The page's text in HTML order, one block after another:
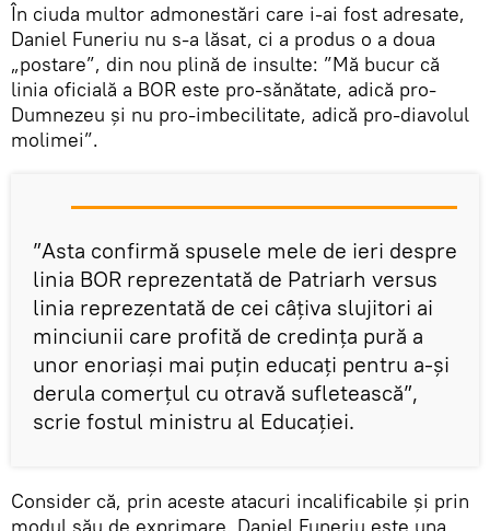
În ciuda multor admonestări care i-ai fost adresate,
Daniel Funeriu nu s-a lăsat, ci a produs o a doua
„postare”, din nou plină de insulte: ”Mă bucur că
linia oficială a BOR este pro-sănătate, adică pro-
Dumnezeu și nu pro-imbecilitate, adică pro-diavolul
molimei”.
”Asta confirmă spusele mele de ieri despre
linia BOR reprezentată de Patriarh versus
linia reprezentată de cei câțiva slujitori ai
minciunii care profită de credința pură a
unor enoriași mai puțin educați pentru a-și
derula comerțul cu otravă sufletească”,
scrie fostul ministru al Educației.
Consider că, prin aceste atacuri incalificabile și prin